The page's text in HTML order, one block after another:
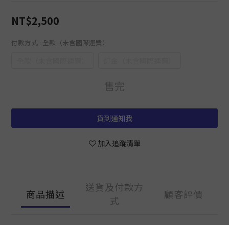
NT$2,500
付款方式 : 全款（未含國際運費）
售完
貨到通知我
加入追蹤清單
商品描述
送貨及付款方
式
顧客評價